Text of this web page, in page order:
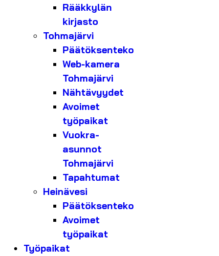
Rääkkylän
kirjasto
Tohmajärvi
Päätöksenteko
Web-kamera
Tohmajärvi
Nähtävyydet
Avoimet
työpaikat
Vuokra-
asunnot
Tohmajärvi
Tapahtumat
Heinävesi
Päätöksenteko
Avoimet
työpaikat
Työpaikat